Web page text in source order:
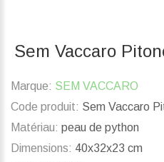
Sem Vaccaro
Marque: SEM VACCARO
Code produit: Sem Vaccaro
Matériau: peau de python
Dimensions: 40x32x23 cm